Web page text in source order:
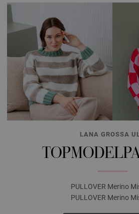
LANA GROSSA
PULLOVER Merino
PULLOVER Merino